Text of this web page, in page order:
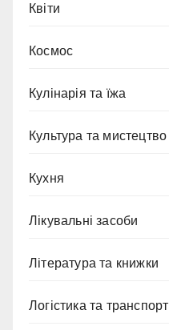
Квіти
Космос
Кулінарія та їжа
Культура та мистецтво
Кухня
Лікувальні засоби
Література та книжки
Логістика та транспорт